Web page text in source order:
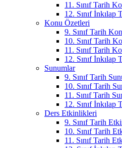
11. Sınıf Tarih
12. Sınıf İnkılap
Konu Özetleri
9. Sınıf Tarih
10. Sınıf Tarih
11. Sınıf Tarih
12. Sınıf
Sunumlar
9. Sınıf Tarih
10. Sınıf Tarih
11. Sınıf Tarih
12. Sınıf İnkılap
Ders Etkinlikleri
9. Sınıf Tarih
10. Sınıf Tarih
11. Sınıf Tarih